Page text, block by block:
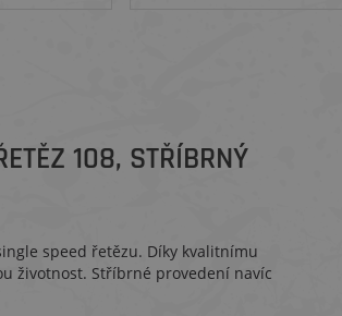
108, STŘÍBRNÝ
speed řetězu. Díky kvalitnímu
životnost. Stříbrné provedení navíc